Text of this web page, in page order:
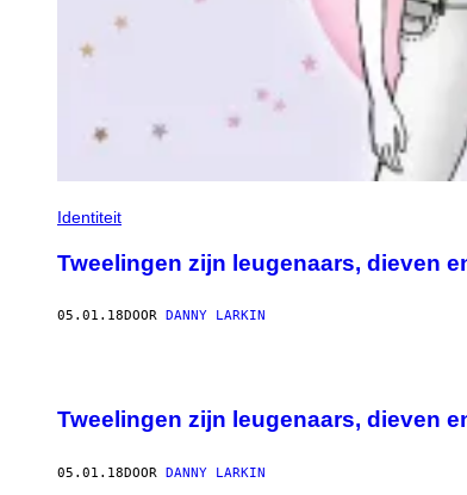
Identiteit
Tweelingen zijn leugenaars, dieven
05.01.18DOOR DANNY LARKIN
Tweelingen zijn leugenaars, dieven
05.01.18DOOR DANNY LARKIN